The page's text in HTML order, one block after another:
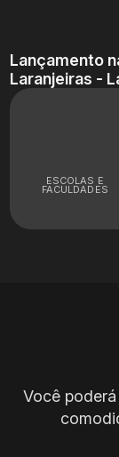
Lançamento
Laranjeiras -
ESCOLAS E
FACULDADES
Você